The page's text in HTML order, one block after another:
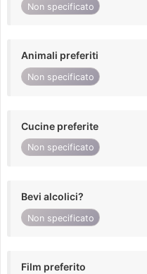
Non specificato
Animali preferiti
Non specificato
Cucine preferite
Non specificato
Bevi alcolici?
Non specificato
Film preferito